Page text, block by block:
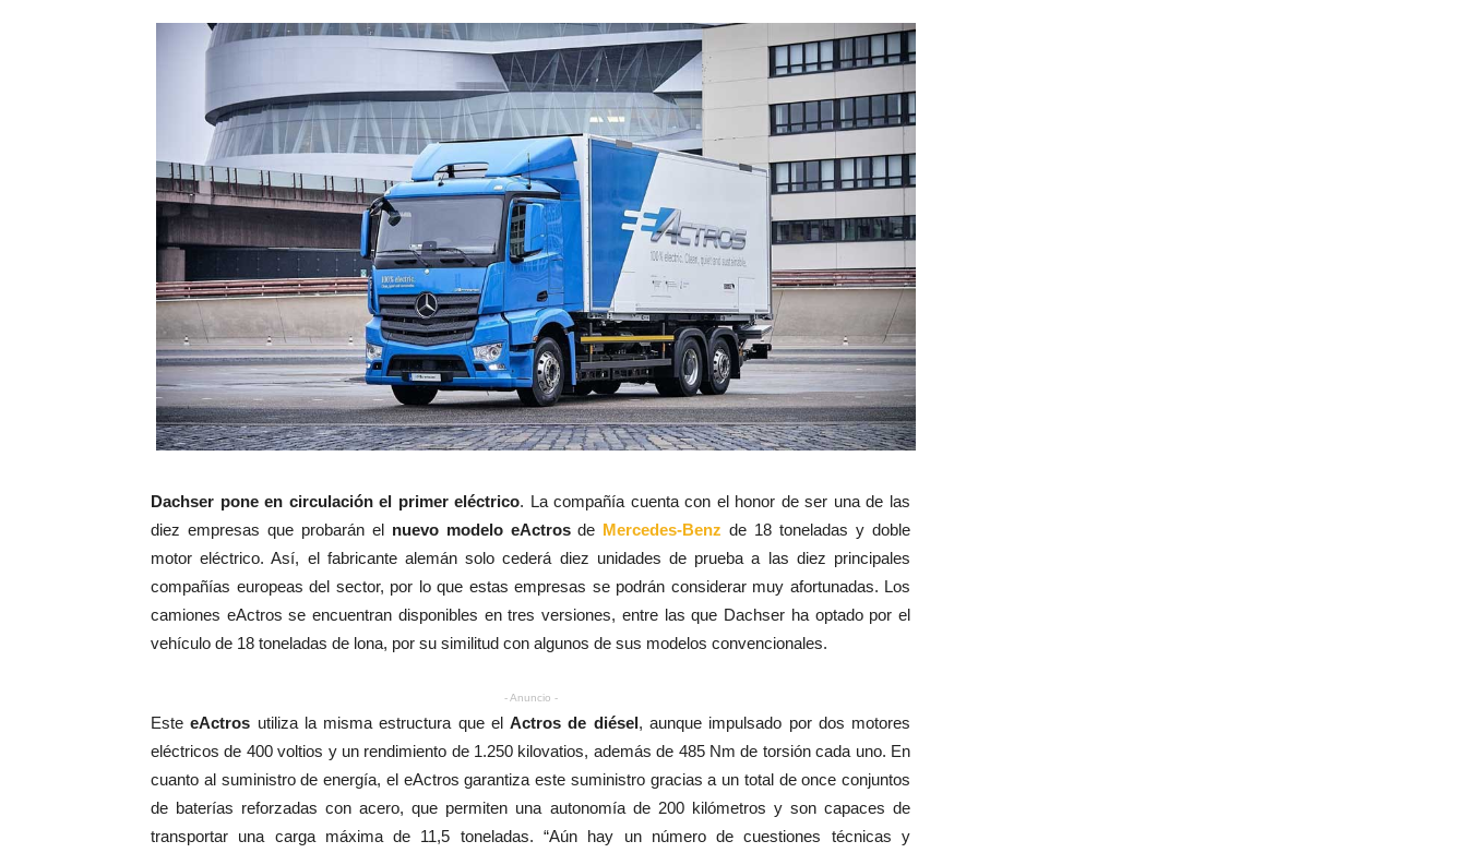
Dachser pone en circulación el primer eléctrico. La compañía cuenta con el honor de ser una de las
diez empresas que probarán el nuevo modelo eActrosde Mercedes-Benz de 18 toneladas y doble
motor eléctrico. Así, el fabricante alemán solo cederá diez unidades de prueba a las diez principales
compañías europeas del sector, por lo que estas empresas se podrán considerar muy afortunadas. Los
camiones eActros se encuentran disponibles en tres versiones, entre las que Dachser ha optado por el
vehículo de 18 toneladas de lona, por su similitud con algunos de sus modelos convencionales.
- Anuncio -
EsteeActros utiliza la misma estructura que elActros de diésel, aunque impulsado por dos motores
eléctricos de 400 voltios y un rendimiento de 1.250 kilovatios, además de 485 Nm de torsión cada uno. En
cuanto al suministro de energía, el eActros garantiza este suministro gracias a un total de once conjuntos
de baterías reforzadas con acero, que permiten una autonomía de 200 kilómetros y son capaces de
transportar una carga máxima de 11,5 toneladas. “Aún hay un número de cuestiones técnicas y